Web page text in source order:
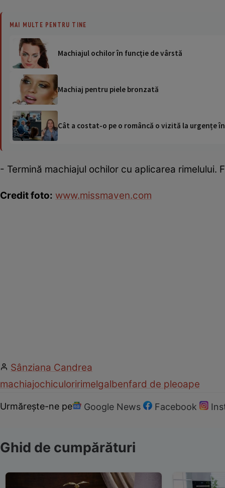
MAI MULTE PENTRU TINE
Machiajul ochilor în funcţie de vârstă
Machiaj pentru piele bronzată
Cât a costat-o pe o româncă o vizită la urgențe
- Termină machiajul ochilor cu aplicarea
Credit foto: www.missmaven.com
Sânziana Candrea
machiajochiculoririmelgalbenfard de pleoape
Urmărește-ne pe Google News Facebook
Ghid de cumpărături